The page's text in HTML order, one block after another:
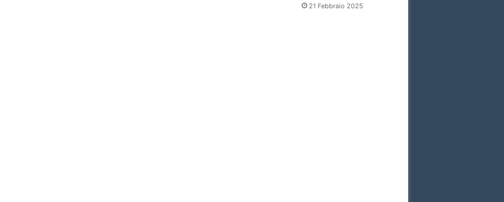
21 Febbraio 2025